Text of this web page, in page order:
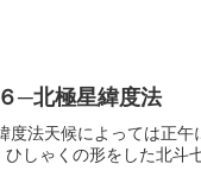
─北極星緯度法
度法天候によっては正
ひしゃくの形をした北斗